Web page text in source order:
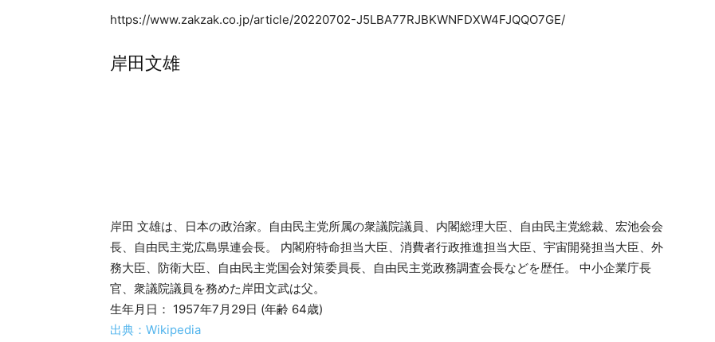
https://www.zakzak.co.jp/article/20220702-J5LBA77RJBKWNFDXW4FJQQO7GE/
岸田文雄
岸田 文雄は、日本の政治家。自由民主党所属の衆議院議員、内閣総理大臣、自由民主党総裁、宏池会会
長、自由民主党広島県連会長。 内閣府特命担当大臣、消費者行政推進担当大臣、宇宙開発担当大臣、外
務大臣、防衛大臣、自由民主党国会対策委員長、自由民主党政務調査会長などを歴任。 中小企業庁長
官、衆議院議員を務めた岸田文武は父。
生年月日： 1957年7月29日 (年齢 64歳)
出典：Wikipedia